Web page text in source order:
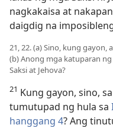
nagkakaisa at
daigdig na
21, 22. (a) Sino, kung
(b) Anong mga katuparan
Saksi at Jehova?
21 Kung gayon, sino,
tumutupad ng hula sa
hanggang 4? Ang